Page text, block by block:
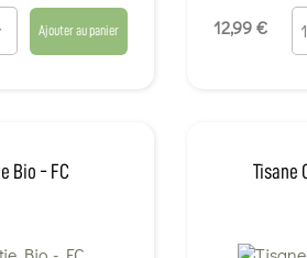
-
Digestion
Ajouter au panier 12,99 €
Bio - FC Tisane